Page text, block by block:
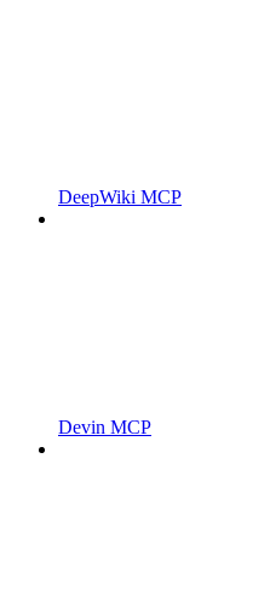
DeepWiki MCP
Devin MCP